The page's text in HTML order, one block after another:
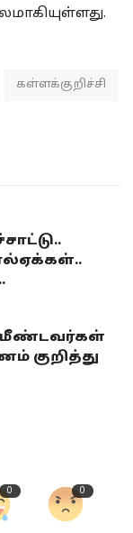
கள்ளக்குறிச்சி
மீண்டவர்கள்
குறித்து
0 0